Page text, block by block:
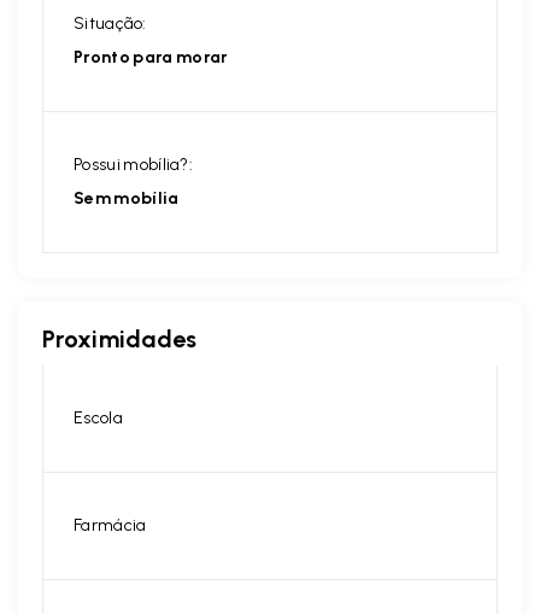
Situação:
Pronto para morar
Possui mobília?:
Sem mobília
Proximidades
Escola
Farmácia